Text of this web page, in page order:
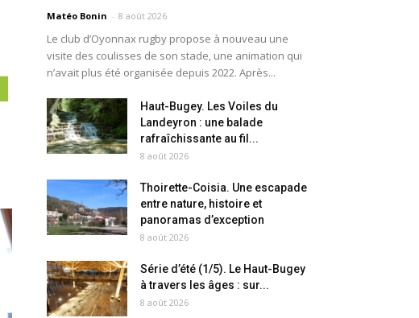
Matéo Bonin - 8 août 2026
Le club d’Oyonnax rugby propose à nouveau une
visite des coulisses de son stade, une animation qui
n’avait plus été organisée depuis 2022. Après...
Haut-Bugey. Les Voiles du
Landeyron : une balade
rafraîchissante au fil...
8 août 2026
Thoirette-Coisia. Une escapade
entre nature, histoire et
panoramas d’exception
8 août 2026
Série d’été (1/5). Le Haut-Bugey
à travers les âges : sur...
8 août 2026